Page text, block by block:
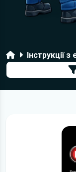
ГоловнаІнструкції з